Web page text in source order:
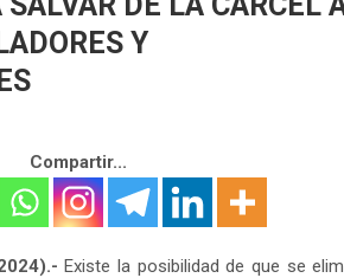
Y
Compartir...
Existe la posibilidad de que se